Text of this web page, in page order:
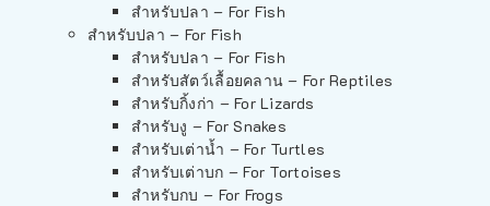
สำหรับปลา – For Fish
สำหรับปลา – For Fish
สำหรับปลา – For Fish
สำหรับสัตว์เลื้อยคลาน – For Reptiles
สำหรับกิ้งก่า – For Lizards
สำหรับงู – For Snakes
สำหรับเต่าน้ำ – For Turtles
สำหรับเต่าบก – For Tortoises
สำหรับกบ – For Frogs